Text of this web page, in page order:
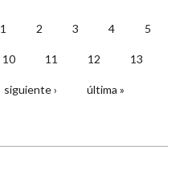
1 2 3 4 5
10 11 12 13
siguiente › última »